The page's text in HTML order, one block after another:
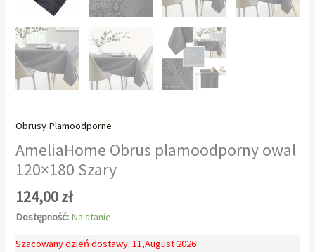
Obrusy Plamoodporne
AmeliaHome Obrus plamoodporny owal
120×180 Szary
124,00zł
Dostępność: Na stanie
Szacowany dzień dostawy: 11,August 2026